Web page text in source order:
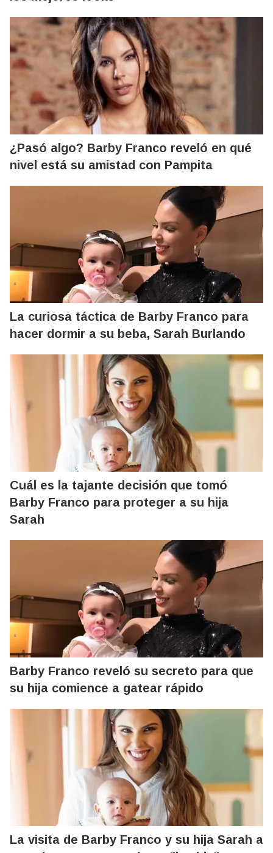
¿Pasó algo? Barby Franco reveló en qué
nivel está su amistad con Pampita
La curiosa táctica de Barby Franco para
hacer dormir a su beba, Sarah Burlando
Cuál es la tajante decisión que tomó
Barby Franco para proteger a su hija
Sarah
Barby Franco reveló su secreto para que
su hija comience a gatear rápido
La visita de Barby Franco y su hija Sarah a